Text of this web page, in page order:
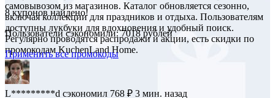
самовывозом из магазинов. Каталог обновляется сезонно,
включая коллекции для праздников и отдыха. Пользователям
доступны лукбуки для вдохновения и удобный поиск.
Регулярно проводятся распродажи и акции, есть скидки по
промокодам KuchenLand Home.
8купонов найдено!
Пользователи сэкономили: 7018 рублей
Применить все промокоды
Y***p сэкономил 756 ₽ 1 мин. назад